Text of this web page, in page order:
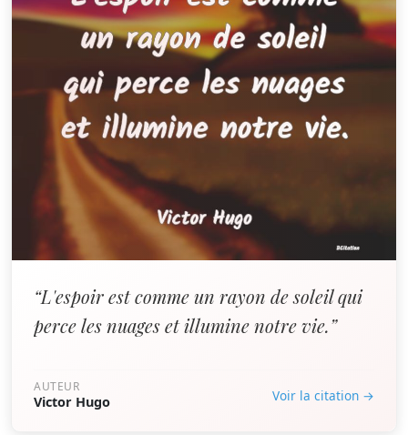
“L'espoir est comme un rayon de soleil qui
perce les nuages et illumine notre vie.”
AUTEUR
Victor Hugo Voir la citation →